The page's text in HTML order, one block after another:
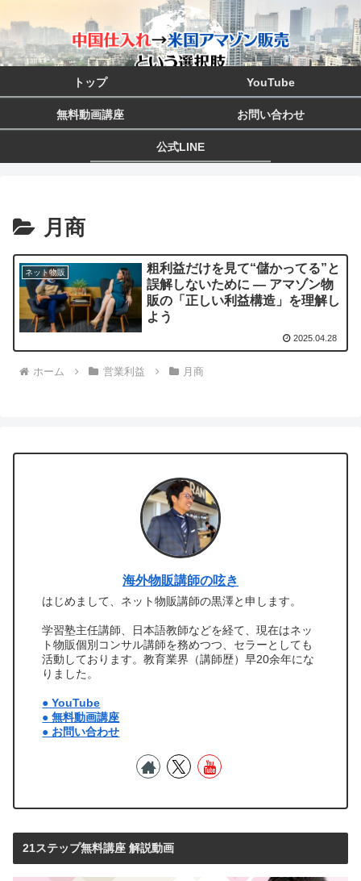
トップ YouTube
無料動画講座 お問い合わせ
公式LINE
月商
ネット物販
粗利益だけを見て“儲かってる”と
誤解しないために ― アマゾン物
販の「正しい利益構造」を理解し
よう
2025.04.28
ホーム 営業利益 月商
海外物販講師の呟き
はじめまして、ネット物販講師の黒澤と申します。
学習塾主任講師、日本語教師などを経て、現在はネッ
ト物販個別コンサル講師を務めつつ、セラーとしても
活動しております。教育業界（講師歴）早20余年にな
りました。
● YouTube
● 無料動画講座
● お問い合わせ
21ステップ無料講座 解説動画